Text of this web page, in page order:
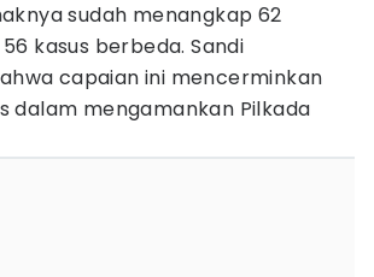
sudah menangkap 62
kasus berbeda. Sandi
capaian ini mencerminkan
dalam mengamankan Pilkada